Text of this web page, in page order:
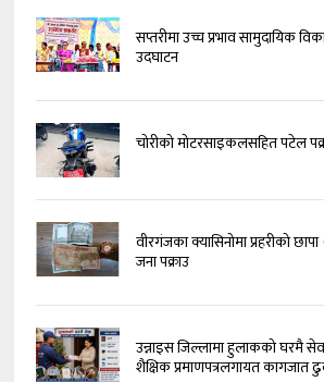
सप्तरीमा उच्च प्रभाव सामुदायिक
उदघाटन
चोरीको मोटरसाइकलसहित पटेल
वीरगंजका क्यासिनोमा प्रहरीको
जना पक्राउ
उन्नाइस जिल्लामा हुलाकको घरमै
शैक्षिक प्रमाणपत्रलगायत कागजात